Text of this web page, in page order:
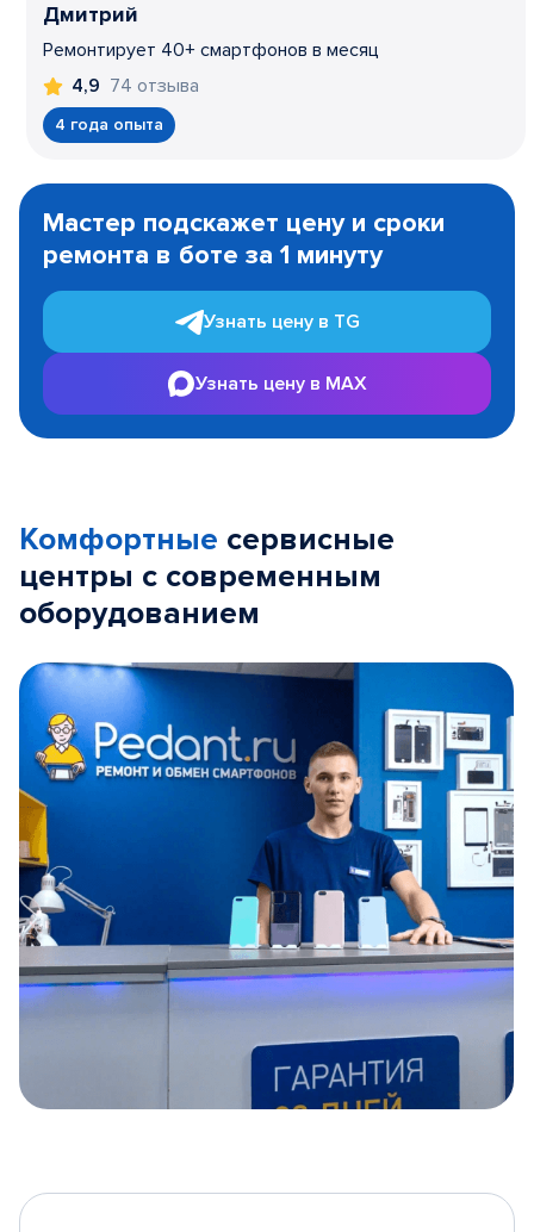
Дмитрий
Ремонтирует 40+ смартфонов в месяц
4,9 74 отзыва
4 года опыта
1
Мастер подскажет цену и сроки
ремонта в боте за 1 минуту
Узнать цену в TG
Узнать цену в MAX
Комфортные сервисные
центры с современным
оборудованием
5